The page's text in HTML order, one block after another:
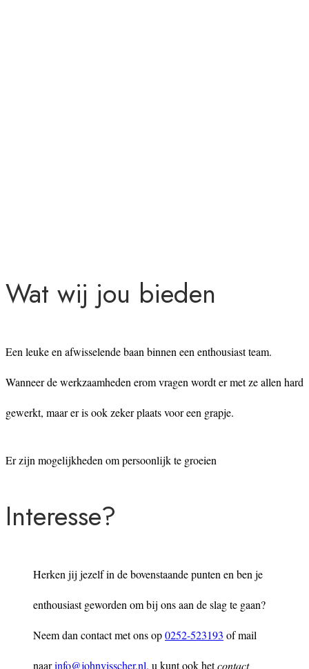
Wat wij jou bieden
Een leuke en afwisselende baan binnen een enthousiast team.
Wanneer de werkzaamheden erom vragen wordt er met ze allen hard
gewerkt, maar er is ook zeker plaats voor een grapje.
Er zijn mogelijkheden om persoonlijk te groeien
Interesse?
Herken jij jezelf in de bovenstaande punten en ben je
enthousiast geworden om bij ons aan de slag te gaan?
Neem dan contact met ons op0252-523193 of mail
naarinfo@johnvisscher.nl. u kunt ook hetcontact